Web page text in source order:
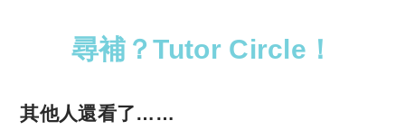
尋補？Tutor Circle！
其他人還看了……